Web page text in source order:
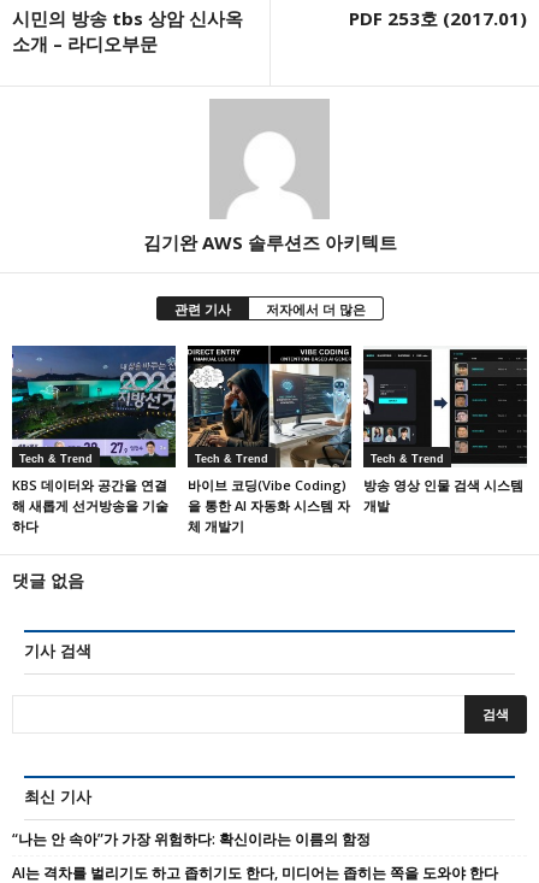
시민의 방송 tbs 상암 신사옥
소개 – 라디오부문
PDF 253호 (2017.01)
김기완 AWS 솔루션즈 아키텍트
관련 기사 저자에서 더 많은
Tech & Trend
KBS 데이터와 공간을 연결
해 새롭게 선거방송을 기술
하다
Tech & Trend
바이브 코딩(Vibe Coding)
을 통한 AI 자동화 시스템 자
체 개발기
Tech & Trend
방송 영상 인물 검색 시스템
개발
댓글 없음
기사 검색
최신 기사
“나는 안 속아”가 가장 위험하다: 확신이라는 이름의 함정
AI는 격차를 벌리기도 하고 좁히기도 한다, 미디어는 좁히는 쪽을 도와야 한다